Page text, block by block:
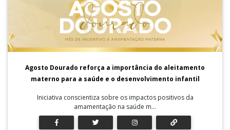
Agosto Dourado reforça a importância do aleitamento
materno para a saúde e o desenvolvimento infantil
Iniciativa conscientiza sobre os impactos positivos da
amamentação na saúde m...